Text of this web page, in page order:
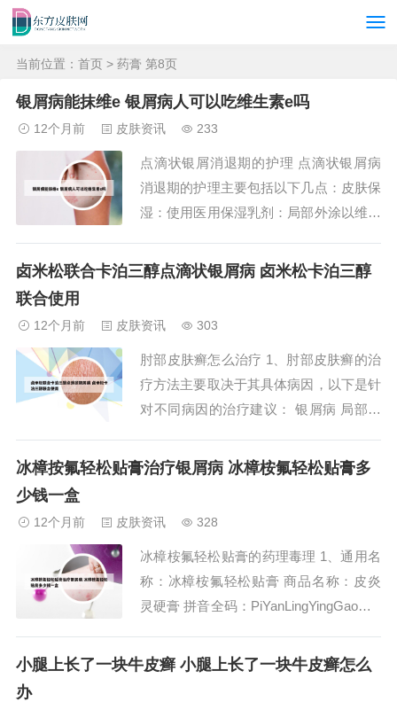
当前位置： 首页 > 药膏 第8页
银屑病能抹维e 银屑病人可以吃维生素e吗
12个月前 皮肤资讯 233
点滴状银屑消退期的护理 点滴状银屑病
消退期的护理主要包括以下几点：皮肤保
湿：使用医用保湿乳剂：局部外涂以维持
肤保湿和恢复。日常沐浴：保持沐浴习
情。沐浴后涂保湿剂：沐浴后立即涂抹保
湿剂，锁住水分...
卤米松联合卡泊三醇点滴状银屑病 卤米松卡泊三醇
联合使用
12个月前 皮肤资讯 303
肘部皮肤癣怎么治疗 1、肘部皮肤癣的治
疗方法主要取决于其具体病因，以下是针
对不同病因的治疗建议： 银屑病 局部外
卡泊三醇乳膏，连用12周。好转后，改为
卡泊三醇乳膏至皮损消退。2、肘部皮肤
癣可以...
冰樟按氟轻松贴膏治疗银屑病 冰樟桉氟轻松贴膏多
少钱一盒
12个月前 皮肤资讯 328
冰樟桉氟轻松贴膏的药理毒理 1、通用名
称：冰樟桉氟轻松贴膏 商品名称：皮炎
灵硬膏 拼音全码：PiYanLingYingGao（Li
其组分为：醋酸氟轻松、冰片、樟脑、水
小腿上长了一块牛皮癣 小腿上长了一块牛皮癣怎么
办